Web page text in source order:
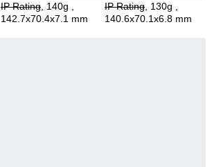
IP Rating, 140g
142.7x70.4x7.1 mm
IP Rating, 130g
140.6x70.1x6.8 mm